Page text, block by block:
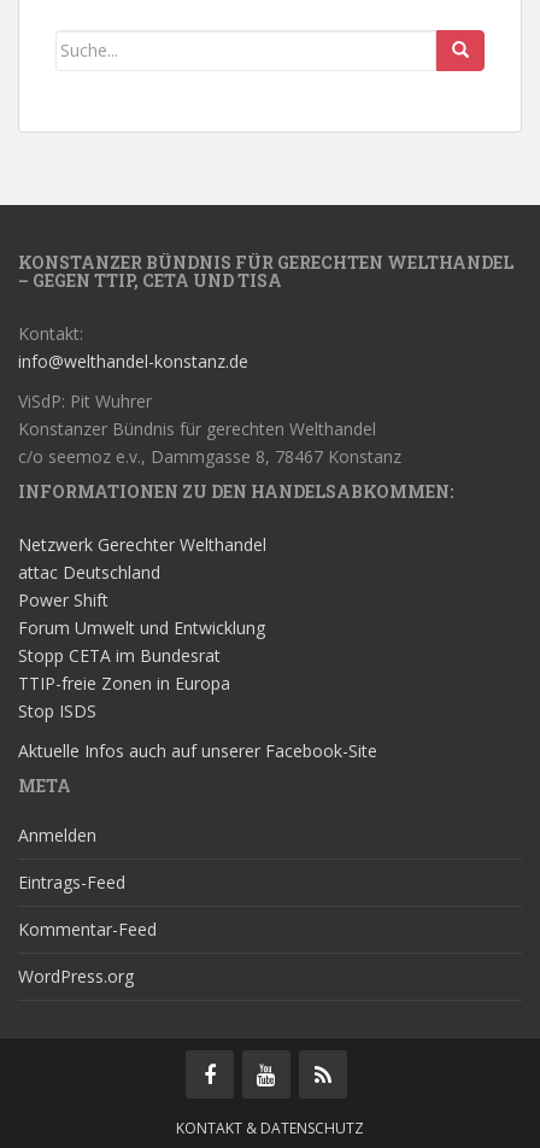
KONSTANZER BÜNDNIS FÜR GERECHTEN WELTHANDEL
– GEGEN TTIP, CETA UND TISA
Kontakt:
info@welthandel-konstanz.de
ViSdP: Pit Wuhrer
Konstanzer Bündnis für gerechten Welthandel
c/o seemoz e.v., Dammgasse 8, 78467 Konstanz
INFORMATIONEN ZU DEN HANDELSABKOMMEN:
Netzwerk Gerechter Welthandel
attac Deutschland
Power Shift
Forum Umwelt und Entwicklung
Stopp CETA im Bundesrat
TTIP-freie Zonen in Europa
Stop ISDS
Aktuelle Infos auch auf unserer Facebook-Site
META
Anmelden
Eintrags-Feed
Kommentar-Feed
WordPress.org
KONTAKT & DATENSCHUTZ